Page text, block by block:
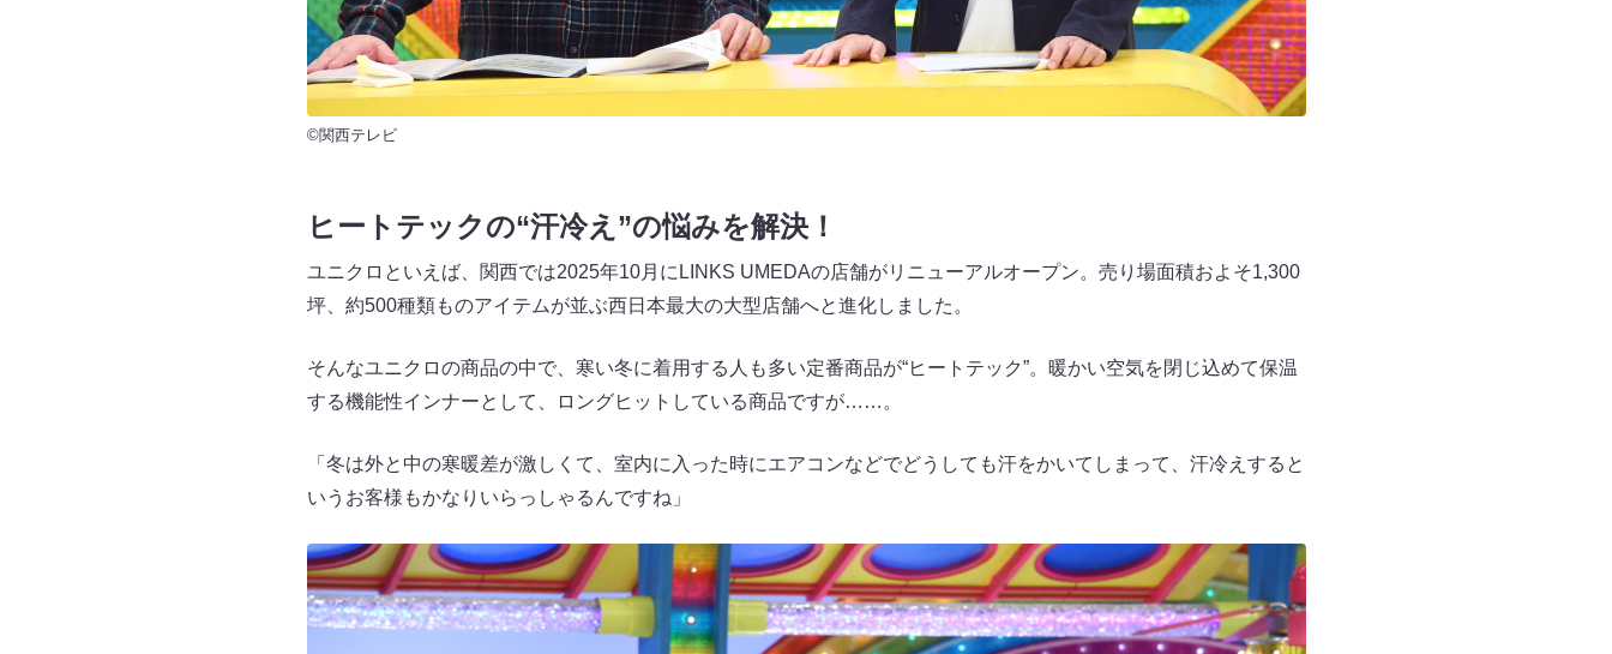
©関西テレビ
ヒートテックの“汗冷え”の悩みを解決！
ユニクロといえば、関西では2025年10月にLINKS UMEDAの店舗がリニューアルオープン。売り場面積およそ1,300
坪、約500種類ものアイテムが並ぶ西日本最大の大型店舗へと進化しました。
そんなユニクロの商品の中で、寒い冬に着用する人も多い定番商品が“ヒートテック”。暖かい空気を閉じ込めて保温
する機能性インナーとして、ロングヒットしている商品ですが……。
「冬は外と中の寒暖差が激しくて、室内に入った時にエアコンなどでどうしても汗をかいてしまって、汗冷えすると
いうお客様もかなりいらっしゃるんですね」